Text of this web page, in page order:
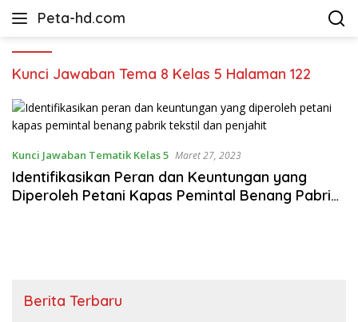
Peta-hd.com
Kumpulan
HD
Kunci Jawaban Tema 8 Kelas 5 Halaman 122
Kunci Jawaban Tematik Kelas 5 Maret 27, 2023
Identifikasikan Peran dan Keuntungan yang
Diperoleh Petani Kapas Pemintal Benang Pabrik
Berita Terbaru